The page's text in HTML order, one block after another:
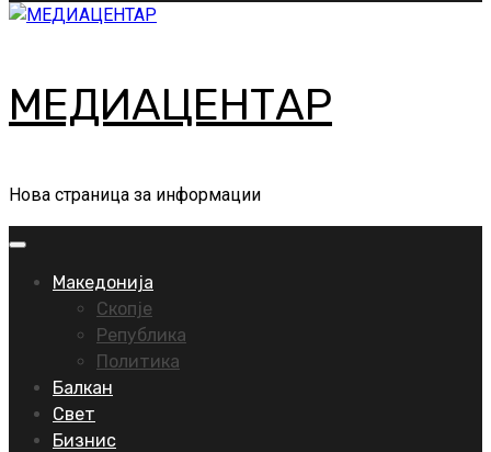
МЕДИАЦЕНТАР
Нова страница за информации
Primary
Македонија
Скопје
Република
Политика
Балкан
Свет
Бизнис